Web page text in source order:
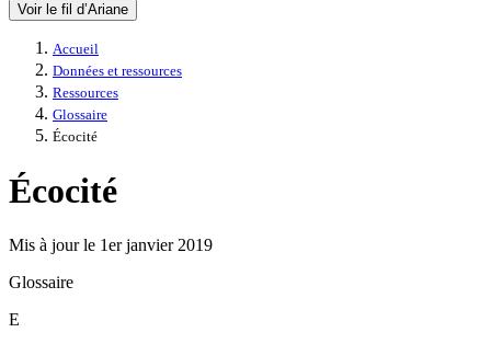
Voir le fil d’Ariane
Accueil
Données et ressources
Ressources
Glossaire
Écocité
Écocité
Mis à jour le 1er janvier 2019
Glossaire
E